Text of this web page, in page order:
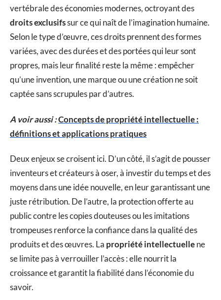
vertébrale des économies modernes, octroyant des
droits exclusifssur ce qui naît de l’imagination humaine.
Selon le type d’œuvre, ces droits prennent des formes
variées, avec des durées et des portées qui leur sont
propres, mais leur finalité reste la même : empêcher
qu’une invention, une marque ou une création ne soit
captée sans scrupules par d’autres.
A voir aussi :Concepts de propriété intellectuelle :
définitions et applications pratiques
Deux enjeux se croisent ici. D’un côté, il s’agit de pousser
inventeurs et créateurs à oser, à investir du temps et des
moyens dans une idée nouvelle, en leur garantissant une
juste rétribution. De l’autre, la protection offerte au
public contre les copies douteuses ou les imitations
trompeuses renforce la confiance dans la qualité des
produits et des œuvres. La propriété intellectuellene
se limite pas à verrouiller l’accès : elle nourrit la
croissance et garantit la fiabilité dans l’économie du
savoir.